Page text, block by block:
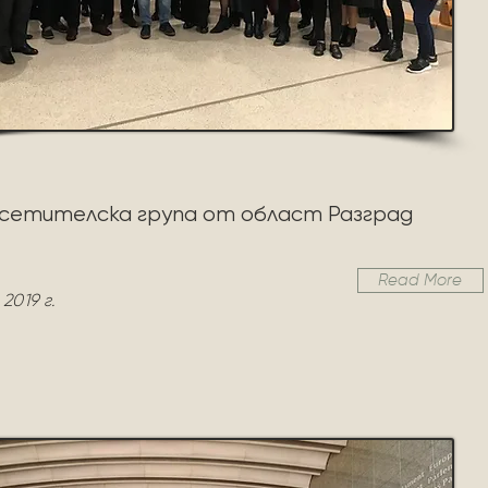
група от област Разград
г.
Read More